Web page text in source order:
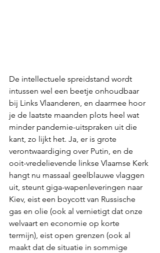
De intellectuele spreidstand wordt
intussen wel een beetje onhoudbaar
bij Links Vlaanderen, en daarmee hoor
je de laatste maanden plots heel wat
minder pandemie-uitspraken uit die
kant, zo lijkt het. Ja, er is grote
verontwaardiging over Putin, en de
ooit-vredelievende linkse Vlaamse Kerk
hangt nu massaal geelblauwe vlaggen
uit, steunt giga-wapenleveringen naar
Kiev, eist een boycott van Russische
gas en olie (ook al vernietigt dat onze
welvaart en economie op korte
termijn), eist open grenzen (ook al
maakt dat de situatie in sommige